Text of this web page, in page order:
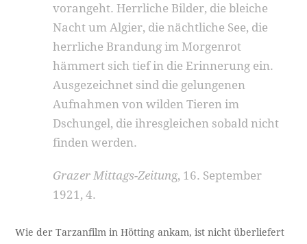
vorangeht. Herrliche Bilder, die bleiche
Nacht um Algier, die nächtliche See, die
herrliche Brandung im Morgenrot
hämmert sich tief in die Erinnerung ein.
Ausgezeichnet sind die gelungenen
Aufnahmen von wilden Tieren im
Dschungel, die ihresgleichen sobald nicht
finden werden.
Grazer Mittags-Zeitung, 16. September
1921, 4.
Wie der Tarzanfilm in Hötting ankam, ist nicht überliefert